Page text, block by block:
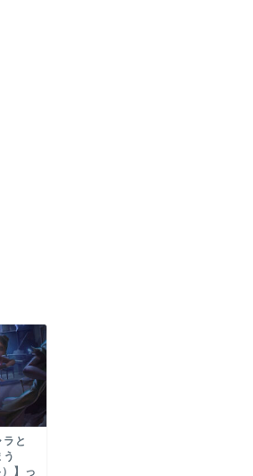
と
】っ